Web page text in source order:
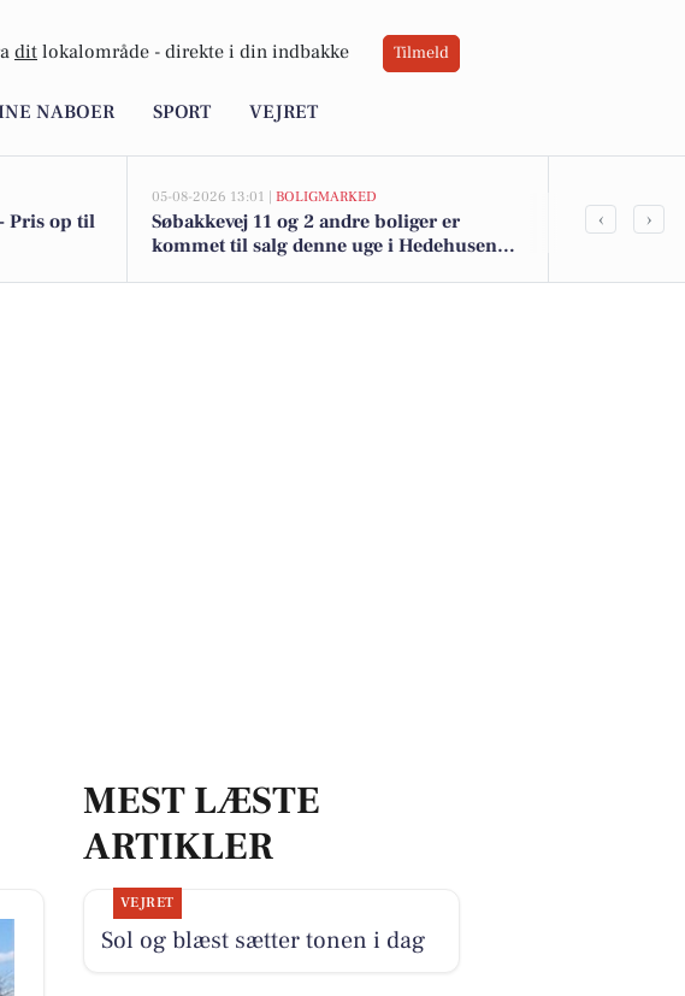
dit lokalområde - direkte i din indbakke Tilmeld
NABOER SPORT VEJRET
Pris op til
05-08-2026 13:01 | BOLIGMARKED
Søbakkevej 11 og 2 andre boliger er
kommet til salg denne uge i Hedehusene -
Top 6 over
‹ ›
MEST LÆSTE
ARTIKLER
VEJRET
Sol og blæst sætter tonen i dag